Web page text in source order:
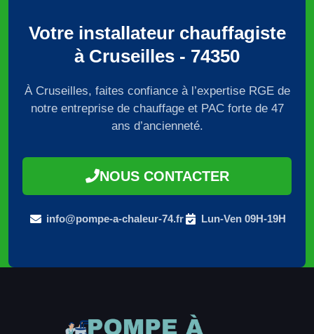
Votre installateur chauffagiste
à Cruseilles - 74350
À Cruseilles, faites confiance à l’expertise RGE de
notre entreprise de chauffage et PAC forte de 47
ans d’ancienneté.
NOUS CONTACTER
info@pompe-a-chaleur-74.fr Lun-Ven 09H-19H